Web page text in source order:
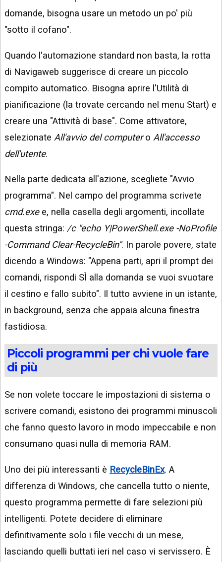
domande, bisogna usare un metodo un po' più
"sotto il cofano".
Quando l'automazione standard non basta, la rotta
di Navigaweb suggerisce di creare un piccolo
compito automatico. Bisogna aprire l'Utilità di
pianificazione (la trovate cercando nel menu Start) e
creare una "Attività di base". Come attivatore,
selezionate All'avvio del computero All'accesso
dell'utente.
Nella parte dedicata all'azione, scegliete "Avvio
programma". Nel campo del programma scrivete
cmd.exee, nella casella degli argomenti, incollate
questa stringa: /c "echo Y|PowerShell.exe -NoProfile
-Command Clear-RecycleBin". In parole povere, state
dicendo a Windows: "Appena parti, apri il prompt dei
comandi, rispondi SÌ alla domanda se vuoi svuotare
il cestino e fallo subito". Il tutto avviene in un istante,
in background, senza che appaia alcuna finestra
fastidiosa.
Piccoli programmi per chi vuole fare
di più
Se non volete toccare le impostazioni di sistema o
scrivere comandi, esistono dei programmi minuscoli
che fanno questo lavoro in modo impeccabile e non
consumano quasi nulla di memoria RAM.
Uno dei più interessanti è RecycleBinEx. A
differenza di Windows, che cancella tutto o niente,
questo programma permette di fare selezioni più
intelligenti. Potete decidere di eliminare
definitivamente solo i file vecchi di un mese,
lasciando quelli buttati ieri nel caso vi servissero. È